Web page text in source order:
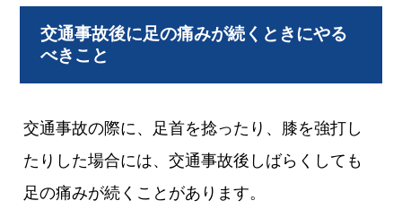
交通事故後に足の痛みが続くときにやる
べきこと
交通事故の際に、足首を捻ったり、膝を強打し
たりした場合には、交通事故後しばらくしても
足の痛みが続くことがあります。